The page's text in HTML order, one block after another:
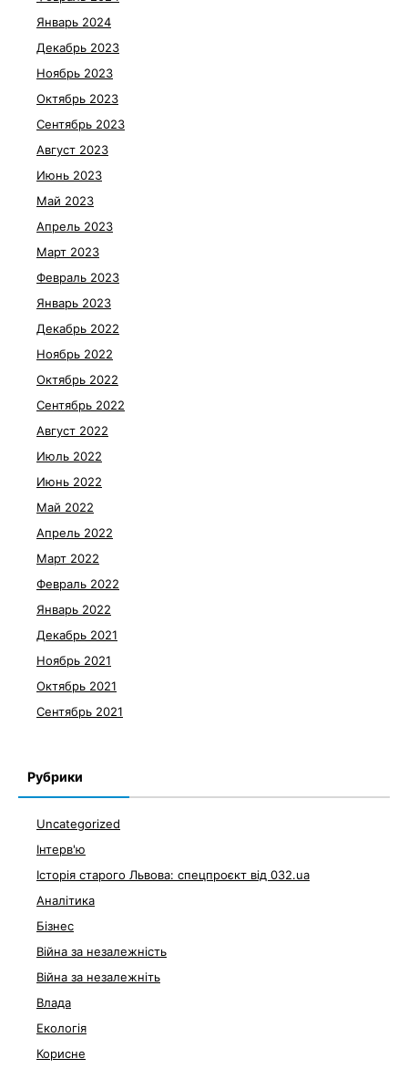
Январь 2024
Декабрь 2023
Ноябрь 2023
Октябрь 2023
Сентябрь 2023
Август 2023
Июнь 2023
Май 2023
Апрель 2023
Март 2023
Февраль 2023
Январь 2023
Декабрь 2022
Ноябрь 2022
Октябрь 2022
Сентябрь 2022
Август 2022
Июль 2022
Июнь 2022
Май 2022
Апрель 2022
Март 2022
Февраль 2022
Январь 2022
Декабрь 2021
Ноябрь 2021
Октябрь 2021
Сентябрь 2021
Рубрики
Uncategorized
Інтерв'ю
Історія старого Львова: спецпроєкт від 032.ua
Аналітика
Бізнес
Війна за незалежність
Війна за незалежніть
Влада
Екологія
Корисне